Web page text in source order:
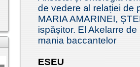
de vedere al relației de
MARIA AMARINEI,
ispășitor. El Akelarre
mania baccantelor
ESEU